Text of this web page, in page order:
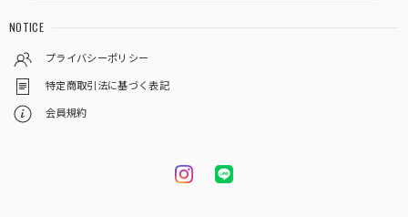
NOTICE
プライバシーポリシー
特定商取引法に基づく表記
会員規約